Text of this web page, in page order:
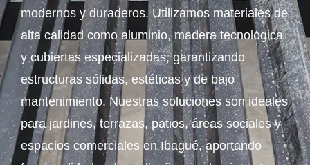
modernos y duraderos. Utilizamos materiales de
alta calidad como aluminio, madera tecnológica
y cubiertas especializadas, garantizando
estructuras sólidas, estéticas y de bajo
mantenimiento. Nuestras soluciones son ideales
para jardines, terrazas, patios, áreas sociales y
espacios comerciales en Ibagué, aportando